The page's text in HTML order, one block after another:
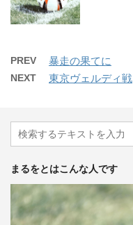
PREV 暴走の果てに
NEXT 東京ヴェルディ戦
まるをとはこんな人です